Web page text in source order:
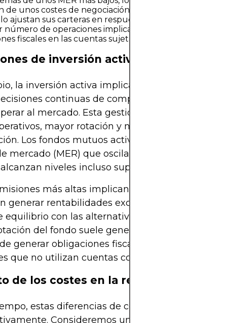
de unos costes de negociación reducidos. Dado que
ajustan sus carteras en respuesta a las variaciones
de operaciones implica comisiones más bajas y
fiscales en las cuentas sujetas a impuestos.
de inversión activa
la inversión activa implica que los gestores
continuas de compra o venta de
al mercado. Esta gestión intensiva implica
mayor rotación y mayores gastos de
Los fondos mutuos activos suelen cobrar
mercado (MER) que oscilan entre el 0,75 % y el
niveles incluso superiores.
más altas implican que los fondos
generar rentabilidades excedentes solo para
equilibrio con las alternativas pasivas. Además,
del fondo suele generar ganancias de
generar obligaciones fiscales adicionales para
que no utilizan cuentas con ventajas fiscales.
de los costes en la rentabilidad
estas diferencias de costes se acumulan
Consideremos un ejemplo: un